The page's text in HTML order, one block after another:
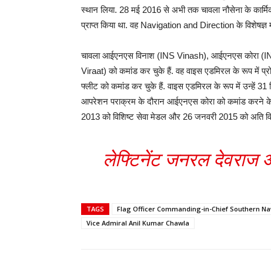
स्थान लिया. 28 मई 2016 से अभी तक चावला नौसेना के
प्राप्त किया था. वह Navigation and Direction के विशेषज्ञ
चावला आईएनएस विनाश (INS Vinash), आईएनएस कोरा
Viraat) को कमांड कर चुके हैं. वह वाइस एडमिरल के रूप में
फ्लीट को कमांड कर चुके हैं. वाइस एडमिरल के रूप में उन्हें 31
आपरेशन पराक्रम के दौरान आईएनएस कोरा को कमांड करने
2013 को विशिष्ट सेवा मेडल और 26 जनवरी 2015 को अति
लेफ्टिनेंट जनरल देवराज
TAGS Flag Officer Commanding-in-Chief Southern
Vice Admiral Anil Kumar Chawla